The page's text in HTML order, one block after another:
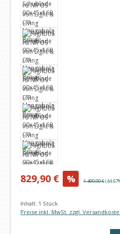
Verkaufspreis:
829,90 € % Regulärer Preis:
1.499,90 €
Inhalt: 1 Stück
Preise inkl. MwSt. zzgl.